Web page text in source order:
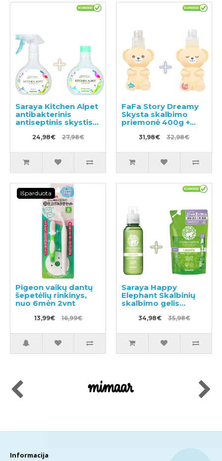
Saraya Kitchen Alpet
antibakterinis
antiseptinis skystis
rankų odai 400ml +
papildymas 400ml
24,98€ 27,98€
FaFa Story Dreamy
Skysta skalbimo
priemonė 400g +
Skalbinių minkštiklis
450g31,98€ 32,98€
Išparduota
Pigeon vaikų dantų
šepetėlių rinkinys,
nuo 6mėn 2vnt
13,99€ 16,99€
Saraya Happy
Elephant Skalbinių
skalbimo gelis
600ml + užpildas
540ml34,98€ 35,98€
Informacija